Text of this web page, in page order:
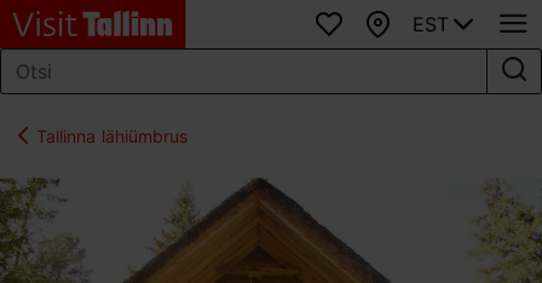
Lemmikud
Kaart
EST
Tallinna lähiümbrus